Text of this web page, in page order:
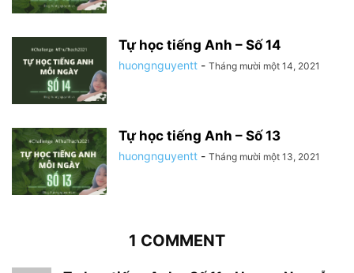
Tự học tiếng Anh – Số 14
huongnguyentt - Tháng mười một 14, 2021
Tự học tiếng Anh – Số 13
huongnguyentt - Tháng mười một 13, 2021
1 COMMENT